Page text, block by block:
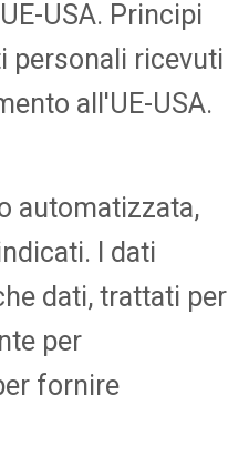
USA. Principi
personali ricevuti
all'UE-USA.
automatizzata,
I dati
dati, trattati per
per
fornire